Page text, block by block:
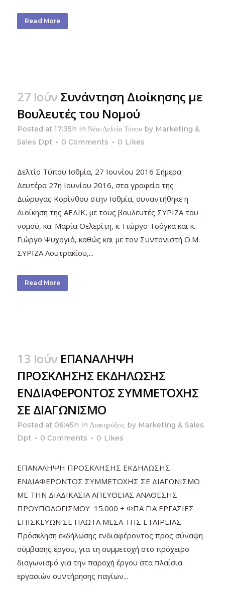
Read More
27 Ιούν Συνάντηση Διοίκησης με
Βουλευτές του Νομού
Posted at 17:35h inΝέα-Δελτία Τύπου by Marketing &
Sales Dpt
0 Comments 0 Likes
Δελτίο Τύπου Ισθμία, 27 Ιουνίου 2016 Σήμερα
Δευτέρα 27η Ιουνίου 2016, στα γραφεία της
Διώρυγας Κορίνθου στην Ισθμία, συναντήθηκε η
Διοίκηση της ΑΕΔΙΚ, με τους βουλευτές ΣΥΡΙΖΑ του
νομού, κα. Μαρία Θελερίτη, κ. Γιώργο Τσόγκα και κ.
Γιώργο Ψυχογιό, καθώς και με τον Συντονιστή Ο.Μ.
ΣΥΡΙΖΑ Λουτρακίου,...
Read More
13 Ιούν ΕΠΑΝΑΛΗΨΗ
ΠΡΟΣΚΛΗΣΗΣ ΕΚΔΗΛΩΣΗΣ
ΕΝΔΙΑΦΕΡΟΝΤΟΣ ΣΥΜΜΕΤΟΧΗΣ
ΣΕ ΔΙΑΓΩΝΙΣΜΟ
Posted at 06:45h inΔιακηρύξεις by Marketing & Sales
Dpt
0 Comments 0 Likes
ΕΠΑΝΑΛΗΨΗ ΠΡΟΣΚΛΗΣΗΣ ΕΚΔΗΛΩΣΗΣ
ΕΝΔΙΑΦΕΡΟΝΤΟΣ ΣΥΜΜΕΤΟΧΗΣ ΣΕ ΔΙΑΓΩΝΙΣΜΟ
ΜΕ ΤΗΝ ΔΙΑΔΙΚΑΣΙΑ ΑΠΕΥΘΕΙΑΣ ΑΝΑΘΕΣΗΣ
ΠΡΟΥΠΟΛΟΓΙΣΜΟΥ 15.000 + ΦΠΑ ΓΙΑ ΕΡΓΑΣΙΕΣ
ΕΠΙΣΚΕΥΩΝ ΣΕ ΠΛΩΤΑ ΜΕΣΑ ΤΗΣ ΕΤΑΙΡΕΙΑΣ
Πρόσκληση εκδήλωσης ενδιαφέροντος προς σύναψη
σύμβασης έργου, για τη συμμετοχή στο πρόχειρο
διαγωνισμό για την παροχή έργου στα πλαίσια
εργασιών συντήρησης παγίων...